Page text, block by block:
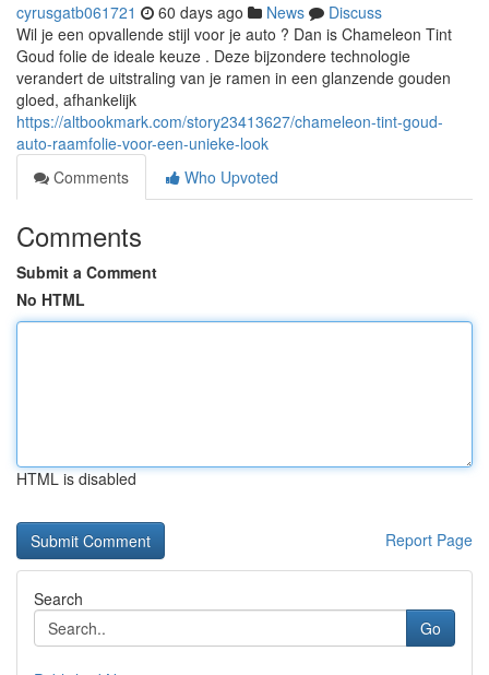
cyrusgatb061721 60 days ago News
Discuss
Wil je een opvallende stijl voor je auto ? Dan is Chameleon Tint
Goud folie de ideale keuze . Deze bijzondere technologie
verandert de uitstraling van je ramen in een glanzende gouden
gloed, afhankelijk
https://altbookmark.com/story23413627/chameleon-tint-goud-
auto-raamfolie-voor-een-unieke-look
Comments
Who Upvoted
Comments
Submit a Comment
No HTML
HTML is disabled
Report Page
Search
Go